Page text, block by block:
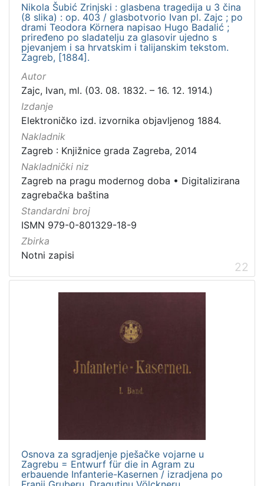
Nikola Šubić Zrinjski : glasbena tragedija u 3 čina
(8 slika) : op. 403 / glasbotvorio Ivan pl. Zajc ; po
drami Teodora Körnera napisao Hugo Badalić ;
priređeno po sladatelju za glasovir ujedno s
pjevanjem i sa hrvatskim i talijanskim tekstom.
Zagreb, [1884].
Autor
Zajc, Ivan, ml. (03. 08. 1832. – 16. 12. 1914.)
Izdanje
Elektroničko izd. izvornika objavljenog 1884.
Nakladnik
Zagreb : Knjižnice grada Zagreba, 2014
Nakladnički niz
Zagreb na pragu modernog doba • Digitalizirana
zagrebačka baština
Standardni broj
ISMN 979-0-801329-18-9
Zbirka
Notni zapisi
22
Osnova za sgradjenje pješačke vojarne u
Zagrebu = Entwurf für die in Agram zu
erbauende Infanterie-Kasernen / izradjena po